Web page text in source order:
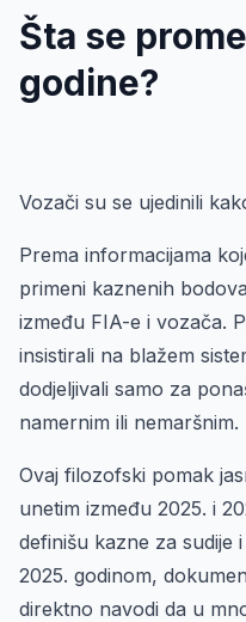
Šta se
godine?
Vozači su se ujedinili
Prema informacijama
primeni kaznenih
između FIA-e i vozača.
insistirali na blažem
dodjeljivali samo za
namernim ili nemaršnim.
Ovaj filozofski pomak
unetim između 2025. i
definišu kazne za sudije
2025. godinom,
direktno navodi da u